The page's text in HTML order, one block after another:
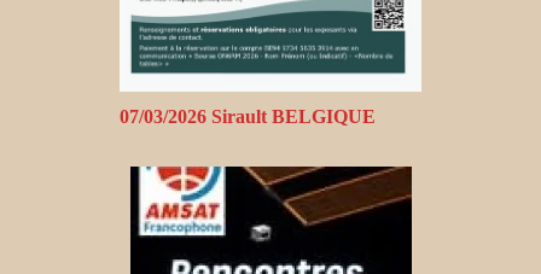
07/03/2026 Sirault BELGIQUE